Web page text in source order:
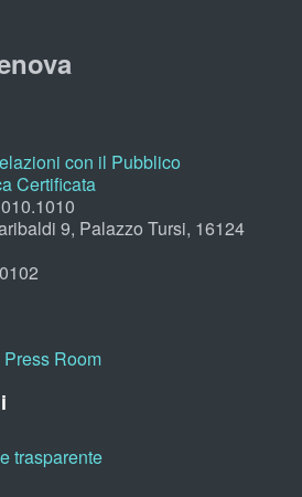
con il Pubblico
Certificata
9, Palazzo Tursi, 16124
Room
trasparente